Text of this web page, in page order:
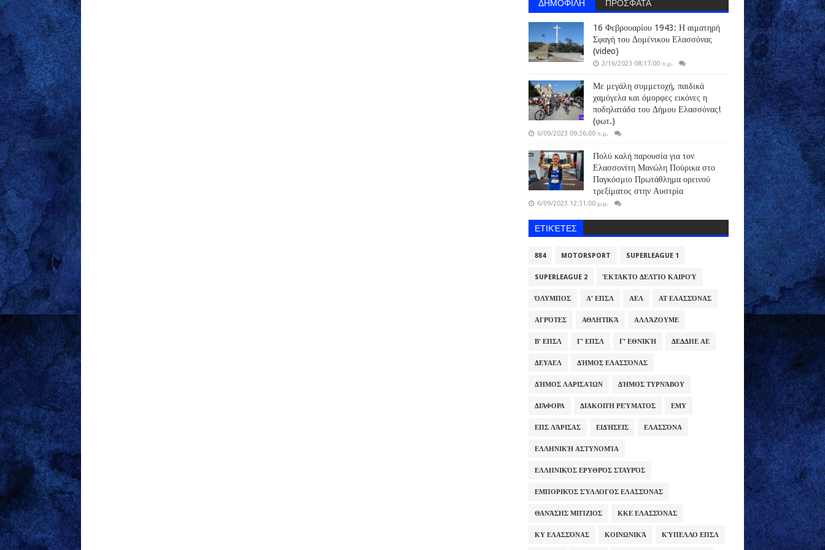
16 Φεβρουαρίου 1943: Η αιματηρή
Σφαγή του Δομένικου Ελασσόνας
(video)
2/16/2023 08:17:00 π.μ.
Με μεγάλη συμμετοχή, παιδικά
χαμόγελα και όμορφες εικόνες η
ποδηλατάδα του Δήμου Ελασσόνας!
(φωτ.)
6/09/2023 09:36:00 π.μ.
Πολύ καλή παρουσία για τον
Ελασσονίτη Μανώλη Πούρικα στο
Παγκόσμιο Πρωτάθλημα ορεινού
τρεξίματος στην Αυστρία
6/09/2023 12:31:00 μ.μ.
ΕΤΙΚΈΤΕΣ
884 MOTORSPORT SUPERLEAGUE 1
SUPERLEAGUE 2 ΈΚΤΑΚΤΟ ΔΕΛΤΊΟ ΚΑΙΡΟΎ
ΌΛΥΜΠΟΣ Α' ΕΠΣΛ ΑΕΛ ΑΤ ΕΛΑΣΣΌΝΑΣ
ΑΓΡΌΤΕΣ ΑΘΛΗΤΙΚΆ ΑΛΛΆΖΟΥΜΕ
Β' ΕΠΣΛ Γ' ΕΠΣΛ Γ' ΕΘΝΙΚΉ ΔΕΔΔΗΕ ΑΕ
ΔΕΥΑΕΛ ΔΉΜΟΣ ΕΛΑΣΣΌΝΑΣ
ΔΉΜΟΣ ΛΑΡΙΣΑΊΩΝ ΔΉΜΟΣ ΤΥΡΝΆΒΟΥ
ΔΙΆΦΟΡΑ ΔΙΑΚΟΠΉ ΡΕΎΜΑΤΟΣ ΕΜΥ
ΕΠΣ ΛΆΡΙΣΑΣ ΕΙΔΉΣΕΙΣ ΕΛΑΣΣΌΝΑ
ΕΛΛΗΝΙΚΉ ΑΣΤΥΝΟΜΊΑ
ΕΛΛΗΝΙΚΌΣ ΕΡΥΘΡΌΣ ΣΤΑΥΡΌΣ
ΕΜΠΟΡΙΚΌΣ ΣΎΛΛΟΓΟΣ ΕΛΑΣΣΌΝΑΣ
ΘΑΝΆΣΗΣ ΜΠΊΖΙΟΣ ΚΚΕ ΕΛΑΣΣΌΝΑΣ
ΚΥ ΕΛΑΣΣΌΝΑΣ ΚΟΙΝΩΝΙΚΆ ΚΎΠΕΛΛΟ ΕΠΣΛ